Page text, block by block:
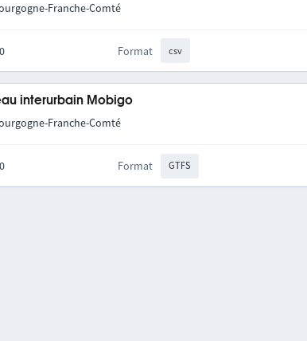
Franche-Comté
Format csv
interurbain Mobigo
Franche-Comté
Format GTFS